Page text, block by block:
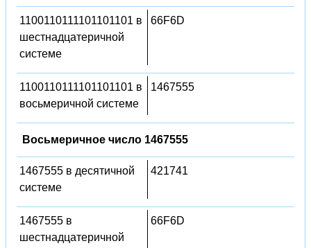
1100110111101101101 в
шестнадцатеричной
системе
66F6D
1100110111101101101 в
восьмеричной системе
1467555
Восьмеричное число 1467555
1467555 в десятичной
системе
421741
1467555 в
шестнадцатеричной
66F6D